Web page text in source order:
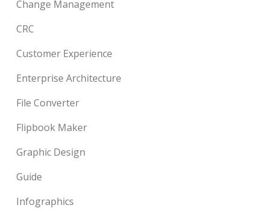
Change Management
CRC
Customer Experience
Enterprise Architecture
File Converter
Flipbook Maker
Graphic Design
Guide
Infographics